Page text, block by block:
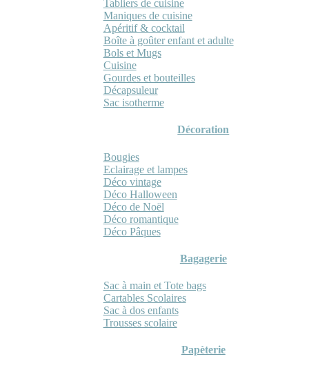
Tabliers de cuisine
Maniques de cuisine
Apéritif & cocktail
Boîte à goûter enfant et adulte
Bols et Mugs
Cuisine
Gourdes et bouteilles
Décapsuleur
Sac isotherme
Décoration
Bougies
Eclairage et lampes
Déco vintage
Déco Halloween
Déco de Noël
Déco romantique
Déco Pâques
Bagagerie
Sac à main et Tote bags
Cartables Scolaires
Sac à dos enfants
Trousses scolaire
Papèterie